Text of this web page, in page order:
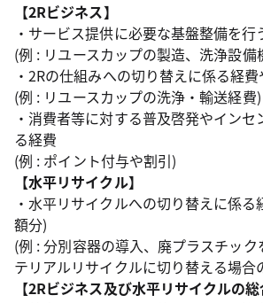
【2Rビジネス】
・サービス提供に必要な基盤整備を行
(例 : リユースカップの製造、洗浄設備
・2Rの仕組みへの切り替えに係る経
(例 : リユースカップの洗浄・輸送経費)
・消費者等に対する普及啓発やイン
る経費
(例 : ポイント付与や割引)
【水平リサイクル】
・水平リサイクルへの切り替えに係
額分)
(例 : 分別容器の導入、廃プラスチッ
テリアルリサイクルに切り替える場合
【2Rビジネス及び水平リサイクルの総